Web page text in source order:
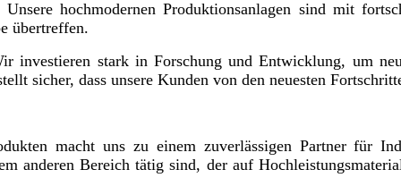
hochmodernen Produktionsanlagen sind mit
übertreffen.
investieren stark in Forschung und Entwicklung, um
sicher, dass unsere Kunden von den neuesten
macht uns zu einem zuverlässigen Partner für
anderen Bereich tätig sind, der auf